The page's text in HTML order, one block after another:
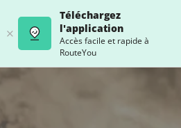
Téléchargez
l'application
Accès facile et rapide à
RouteYou